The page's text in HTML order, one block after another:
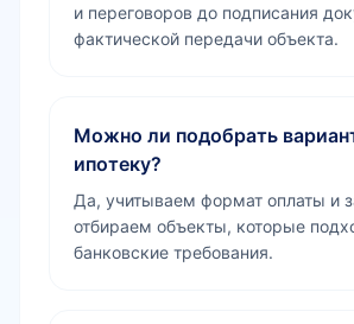
и переговоров до подписания
фактической передачи объекта.
Можно ли подобрать
ипотеку?
Да, учитываем формат оплаты и
отбираем объекты, которые
банковские требования.